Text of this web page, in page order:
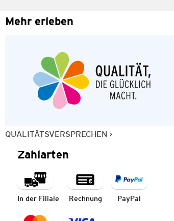
Mehr erleben
QUALITÄTSVERSPRECHEN
Zahlarten
In der Filiale Rechnung PayPal